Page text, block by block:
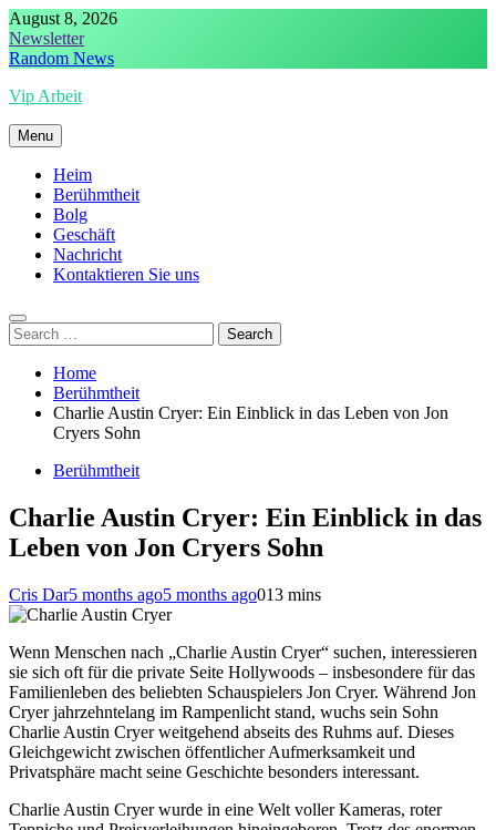
Skip
to
content
August 8, 2026
Newsletter
Random News
Vip Arbeit
Menu
Heim
Berühmtheit
Bolg
Geschäft
Nachricht
Kontaktieren Sie uns
Search
for:
Home
Berühmtheit
Charlie Austin Cryer: Ein Einblick in das Leben von Jon
Cryers Sohn
Berühmtheit
Charlie Austin Cryer: Ein Einblick in das
Leben von Jon Cryers Sohn
Cris Dar5 months ago5 months ago013 mins
Wenn Menschen nach „Charlie Austin Cryer“ suchen, interessieren
sie sich oft für die private Seite Hollywoods – insbesondere für das
Familienleben des beliebten Schauspielers Jon Cryer. Während Jon
Cryer jahrzehntelang im Rampenlicht stand, wuchs sein Sohn
Charlie Austin Cryer weitgehend abseits des Ruhms auf. Dieses
Gleichgewicht zwischen öffentlicher Aufmerksamkeit und
Privatsphäre macht seine Geschichte besonders interessant.
Charlie Austin Cryer wurde in eine Welt voller Kameras, roter